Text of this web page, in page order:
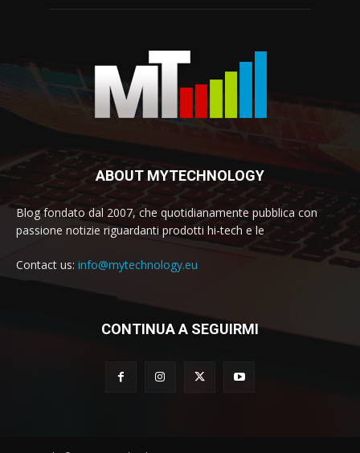
ABOUT MYTECHNOLOGY
Blog fondato dal 2007, che quotidianamente pubblica con
passione notizie riguardanti prodotti hi-tech e le
Contact us: info@mytechnology.eu
CONTINUA A SEGUIRMI